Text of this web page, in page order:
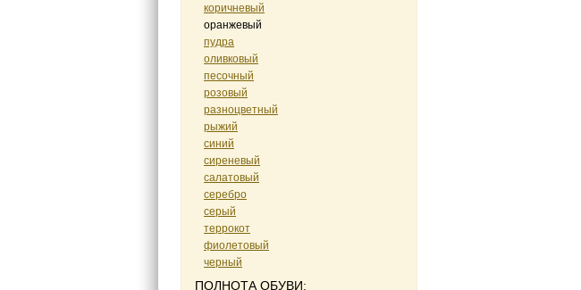
коричневый
оранжевый
пудра
оливковый
песочный
розовый
разноцветный
рыжий
синий
сиреневый
салатовый
серебро
серый
террокот
фиолетовый
черный
ПОЛНОТА ОБУВИ: